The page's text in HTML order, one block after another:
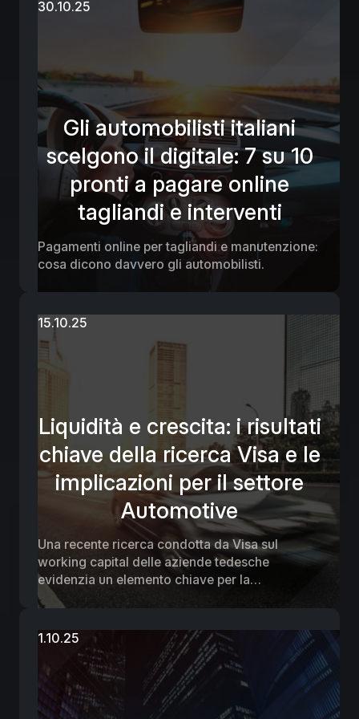
parte degli automobilisti.
30.10.25
Gli automobilisti italiani
scelgono il digitale: 7 su 10
pronti a pagare online
tagliandi e interventi
Pagamenti online per tagliandi e manutenzione:
cosa dicono davvero gli automobilisti.
15.10.25
Liquidità e crescita: i risultati
chiave della ricerca Visa e le
implicazioni per il settore
Automotive
Una recente ricerca condotta da Visa sul
working capital delle aziende tedesche
evidenzia un elemento chiave per la
competitività delle PMI: la liquidità è oggi il
di sicurezza. I dati mostrano che le aziende più
performanti gestiscono il cash flow in modo più
efficiente, pagando le fatture il 28% più
rapidamente e riducendo i costi finanziari del
25%, con un risparmio medio annuo di 11
1.10.25